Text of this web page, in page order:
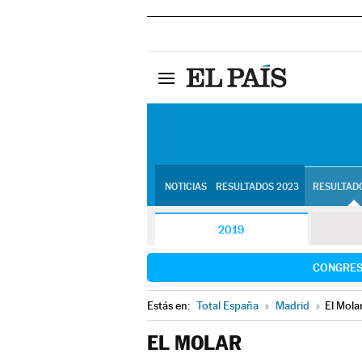
NOTICIAS RESULTADOS 2023
2019
Estás en: Total España » Madrid » El
EL MOLAR